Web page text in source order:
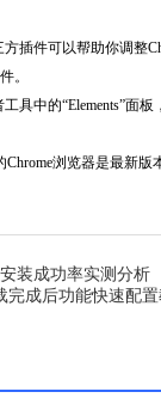
插件可以帮助你调整
。
具中的“Elements”面板
Chrome浏览器是最新版
装成功率实测分析
完成后功能快速配